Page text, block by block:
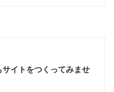
サイトをつくってみませ